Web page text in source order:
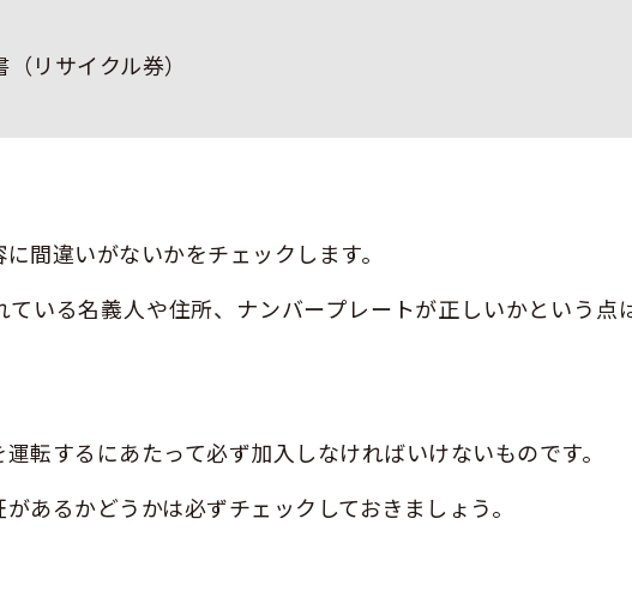
リサイクル券）
間違いがないかをチェックします。
いる名義人や住所、ナンバープレートが正しいかという点
転するにあたって必ず加入しなければいけないものです。
あるかどうかは必ずチェックしておきましょう。